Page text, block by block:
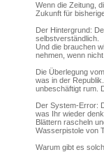
Wenn die Zeitung,
Zukunft für
Der Hintergrund:
selbstverständlich.
Und die brauchen
nehmen, wenn nicht
Die Überlegung
was in der
unbeschäftigt rum.
Der System-Error:
was Ihr wieder
Blättern rascheln
Wasserpistole von
Warum gibt es